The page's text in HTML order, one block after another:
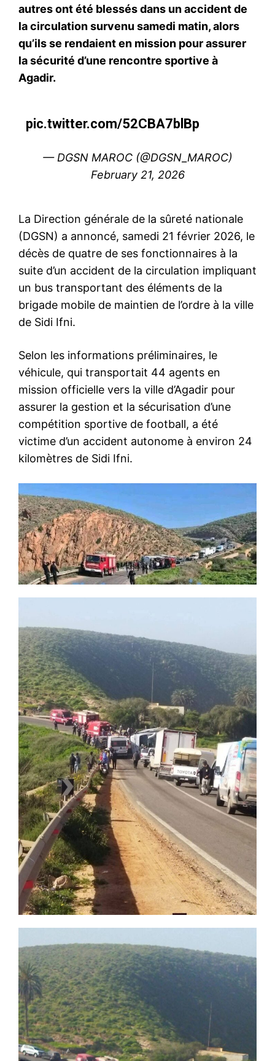
autres ont été blessés dans un accident de
la circulation survenu samedi matin, alors
qu’ils se rendaient en mission pour assurer
la sécurité d’une rencontre sportive à
Agadir.
pic.twitter.com/52CBA7blBp
— DGSN MAROC (@DGSN_MAROC)
February 21, 2026
La Direction générale de la sûreté nationale
(DGSN) a annoncé, samedi 21 février 2026, le
décès de quatre de ses fonctionnaires à la
suite d’un accident de la circulation impliquant
un bus transportant des éléments de la
brigade mobile de maintien de l’ordre à la ville
de Sidi Ifni.
Selon les informations préliminaires, le
véhicule, qui transportait 44 agents en
mission officielle vers la ville d’Agadir pour
assurer la gestion et la sécurisation d’une
compétition sportive de football, a été
victime d’un accident autonome à environ 24
kilomètres de Sidi Ifni.